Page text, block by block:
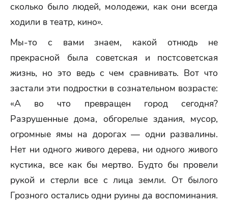
сколько было людей, молодежи, как они всегда
ходили в театр, кино».
Мы-то с вами знаем, какой отнюдь не
прекрасной была советская и постсоветская
жизнь, но это ведь с чем сравнивать. Вот что
застали эти подростки в сознательном возрасте:
«А во что превращен город сегодня?
Разрушенные дома, обгорелые здания, мусор,
огромные ямы на дорогах — одни развалины.
Нет ни одного живого дерева, ни одного живого
кустика, все как бы мертво. Будто бы провели
рукой и стерли все с лица земли. От былого
Грозного остались одни руины да воспоминания.